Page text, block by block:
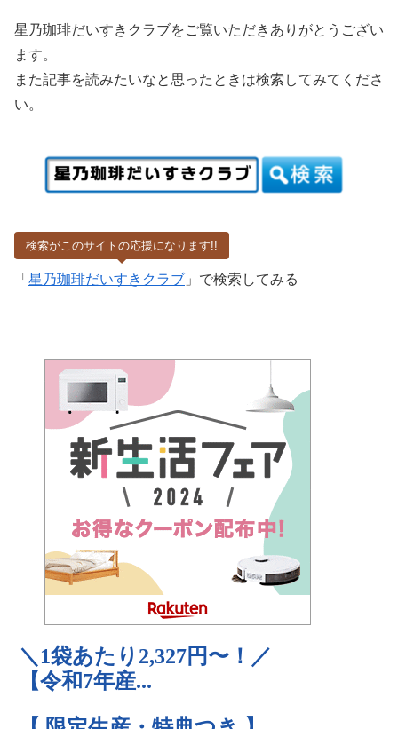
星乃珈琲だいすきクラブをご覧いただきありがとうござい
ます。
また記事を読みたいなと思ったときは検索してみてくださ
い。
検索がこのサイトの応援になります!!
「 星乃珈琲だいすきクラブ 」で検索してみる